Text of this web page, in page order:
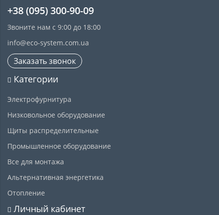
+38 (095) 300-90-09
Звоните нам с 9:00 до 18:00
info@eco-system.com.ua
Заказать звонок
Категории
Электрофурнитура
Низковольное оборудование
Щиты распределительные
Промышленное оборудование
Все для монтажа
Альтернативная энергетика
Отопление
Личный кабинет